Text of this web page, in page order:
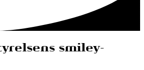
smiley-